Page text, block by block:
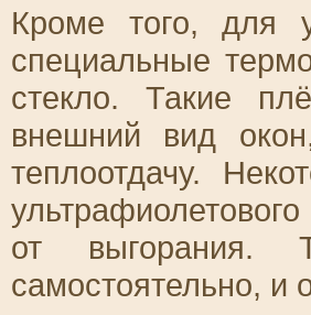
Кроме того, для
специальные
стекло. Такие
внешний вид
теплоотдачу.
от выгорания.
самостоятельно, и